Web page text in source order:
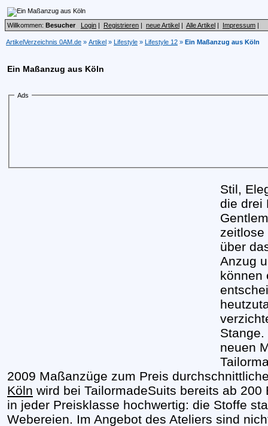
Willkommen: Besucher Login | Registrieren | neue Artikel | Alle Artikel | Impressum |
ArtikelVerzeichnis 0AM.de » Artikel » Lifestyle » Lifestyle 12 » Ein Maßanzug aus Köln
Ein Maßanzug aus Köln
Ads
Stil,
die drei
zeitlose
über
Anzug
können
neuen
2009 Maßanzüge zum Preis
Köln wird bei TailormadeSuits bereits ab
in jeder Preisklasse hochwertig: die Stoffe
Webereien. Im Angebot des Ateliers sind